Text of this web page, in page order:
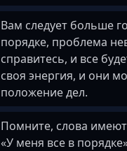
Вам следует больше
порядке, проблема
справитесь, и все
своя энергия, и они
положение дел.
Помните, слова
«У меня все в